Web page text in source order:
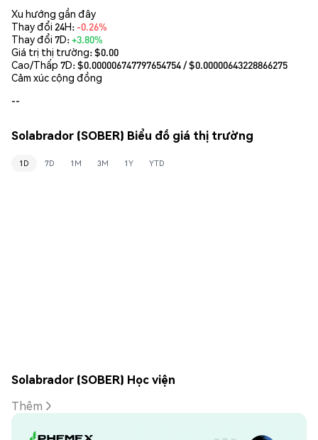
Xu hướng gần đây
Thay đổi 24H: -0.26%
Thay đổi 7D:+3.80%
Giá trị thị trường:$0.00
Cao/Thấp 7D: $0.000006747797654754/ $0.00000643228866275
Cảm xúc cộng đồng
--
Solabrador (SOBER) Biểu đồ giá thị trường
1D 7D 1M 3M 1Y YTD
Solabrador (SOBER) Học viện
Thêm